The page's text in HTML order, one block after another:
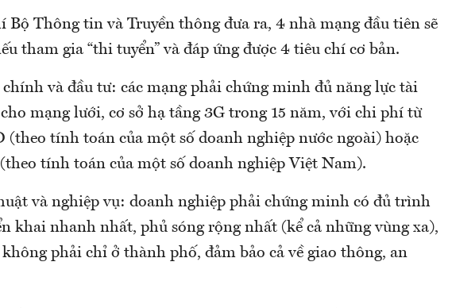
Bộ Thông tin và Truyền thông đưa ra, 4 nhà mạng đầu tiên sẽ
tham gia “thi tuyển” và đáp ứng được 4 tiêu chí cơ bản.
và đầu tư: các mạng phải chứng minh đủ năng lực tài
mạng lưới, cơ sở hạ tầng 3G trong 15 năm, với chi phí từ
(theo tính toán của một số doanh nghiệp nước ngoài) hoặc
tính toán của một số doanh nghiệp Việt Nam).
và nghiệp vụ: doanh nghiệp phải chứng minh có đủ trình
khai nhanh nhất, phủ sóng rộng nhất (kể cả những vùng xa),
phải chỉ ở thành phố, đảm bảo cả về giao thông, an